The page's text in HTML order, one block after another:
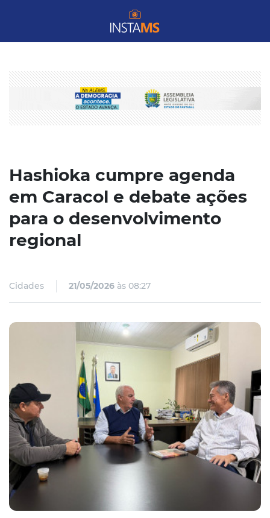
Hashioka cumpre agenda
em Caracol e debate ações
para o desenvolvimento
regional
Cidades 21/05/2026 às 08:27